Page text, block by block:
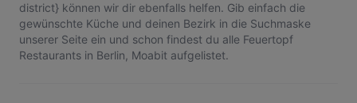
district} können wir dir ebenfalls helfen. Gib einfach die
gewünschte Küche und deinen Bezirk in die Suchmaske
unserer Seite ein und schon findest du alle Feuertopf
Restaurants in Berlin, Moabit aufgelistet.